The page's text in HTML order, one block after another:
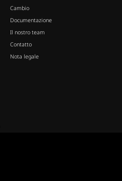
Cambio
Documentazione
Il nostro team
Contatto
Nota legale